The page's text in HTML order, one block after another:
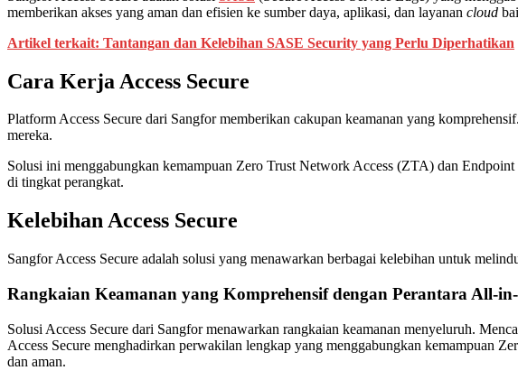
memberikan akses yang aman dan efisien ke sumber daya, aplikasi, dan layanan cloud
Artikel terkait: Tantangan dan Kelebihan SASE Security yang Perlu Diperhatikan
Cara Kerja Access Secure
Platform Access Secure dari Sangfor memberikan cakupan keamanan yang
mereka.
Solusi ini menggabungkan kemampuan Zero Trust Network Access (ZTA) dan
di tingkat perangkat.
Kelebihan Access Secure
Sangfor Access Secure adalah solusi yang menawarkan berbagai kelebihan untuk
Rangkaian Keamanan yang Komprehensif dengan Perantara All-
Solusi Access Secure dari Sangfor menawarkan rangkaian keamanan menyeluruh.
Access Secure menghadirkan perwakilan lengkap yang menggabungkan kemampuan
dan aman.